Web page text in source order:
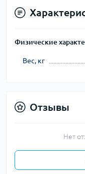
Физические
Вес, кг
Отзывы
Нет